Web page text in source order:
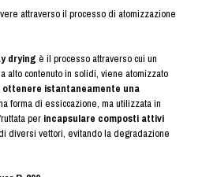
attraverso il processo di atomizzazione
drying è il processo attraverso cui un
alto contenuto in solidi, viene atomizzato
ottenere istantaneamente una
forma di essiccazione, ma utilizzata in
per incapsulare composti attivi
diversi vettori, evitando la degradazione